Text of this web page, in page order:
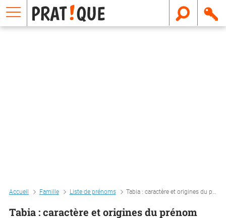
Accueil Famille Liste de prénoms Tabia : caractère et origines du prénom tabia
Tabia : caractère et origines du prénom
E
m
a